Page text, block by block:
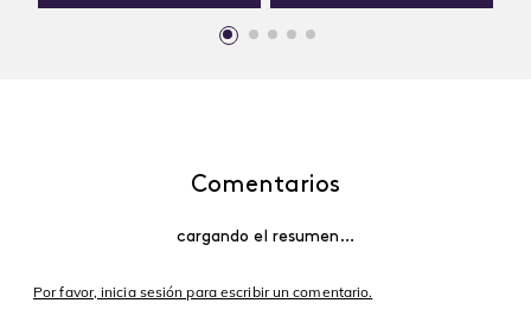
Comentarios
cargando el resumen…
Por favor, inicia sesión para escribir un comentario.